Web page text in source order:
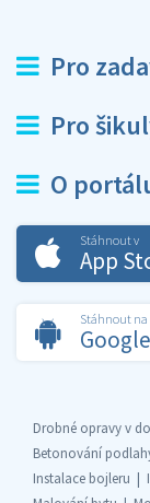
Pro
Pro
O
Stáhnout v
App
Stáhnout na
Drobné opravy v
Betonování
Instalace bojleru